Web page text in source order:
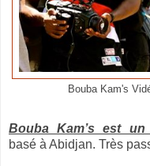
Bouba Kam's
Bouba Kam’s est un
basé à Abidjan. Très